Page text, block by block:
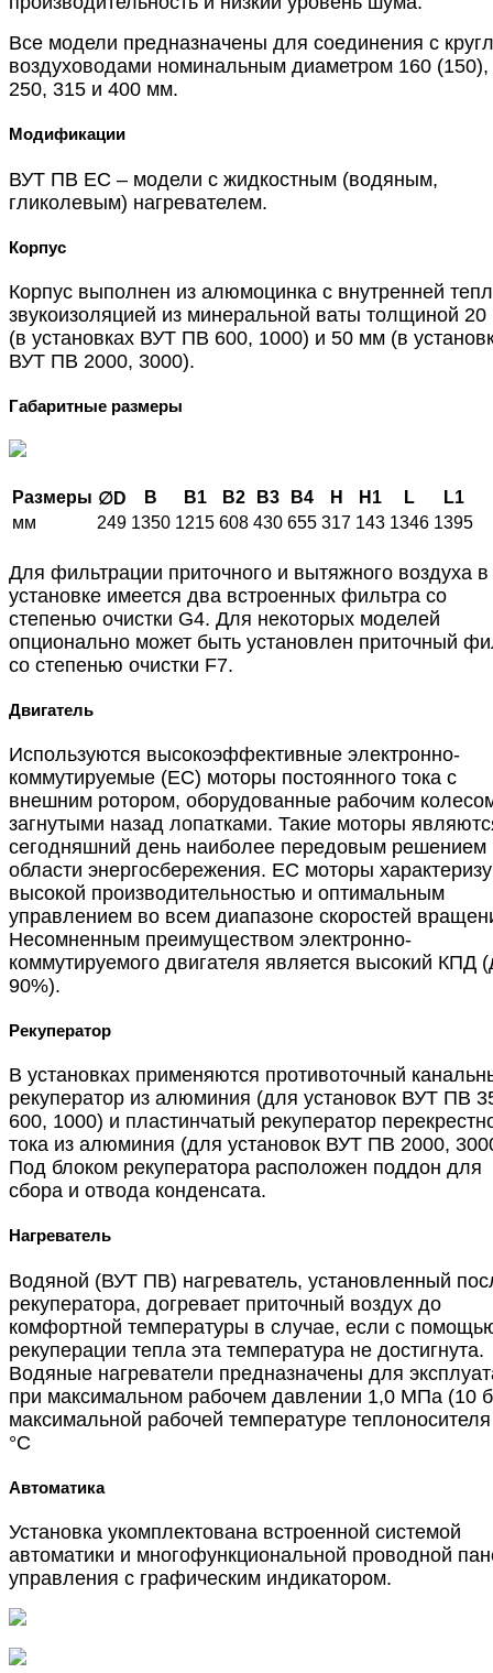
Все модели предназначены для соединения с
воздуховодами номинальным диаметром 160 (150),
250, 315 и 400 мм.
Модификации
ВУТ ПВ ЕС – модели с жидкостным (водяным,
гликолевым) нагревателем.
Корпус
Корпус выполнен из алюмоцинка с внутренней
звукоизоляцией из минеральной ваты толщиной
(в установках ВУТ ПВ 600, 1000) и 50 мм (в
ВУТ ПВ 2000, 3000).
Габаритные размеры
Размеры ∅D B B1 B2 B3 B4 H H1 L
L1
мм
249 1350 1215 608 430 655 317 143 1346 1395
Для фильтрации приточного и вытяжного воздуха в
установке имеется два встроенных фильтра со
степенью очистки G4. Для некоторых моделей
опционально может быть установлен приточный
со степенью очистки F7.
Двигатель
Используются высокоэффективные электронно-
коммутируемые (ЕС) моторы постоянного тока с
внешним ротором, оборудованные рабочим
загнутыми назад лопатками. Такие моторы
сегодняшний день наиболее передовым решением
области энергосбережения. ЕС моторы
высокой производительностью и оптимальным
управлением во всем диапазоне скоростей
Несомненным преимуществом электронно-
коммутируемого двигателя является высокий КПД
90%).
Рекуператор
В установках применяются противоточный
рекуператор из алюминия (для установок ВУТ ПВ
600, 1000) и пластинчатый рекуператор
тока из алюминия (для установок ВУТ ПВ 2000,
Под блоком рекуператора расположен поддон для
сбора и отвода конденсата.
Нагреватель
Водяной (ВУТ ПВ) нагреватель, установленный
рекуператора, догревает приточный воздух до
комфортной температуры в случае, если с
рекуперации тепла эта температура не достигнута.
Водяные нагреватели предназначены для
при максимальном рабочем давлении 1,0 МПа (10
максимальной рабочей температуре
°С
Автоматика
Установка укомплектована встроенной системой
автоматики и многофункциональной проводной
управления с графическим индикатором.